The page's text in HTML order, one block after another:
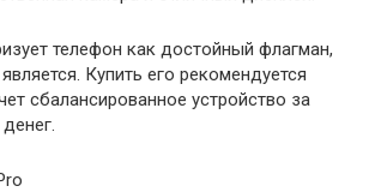
телефон как достойный флагман,
Купить его рекомендуется
сбалансированное устройство за